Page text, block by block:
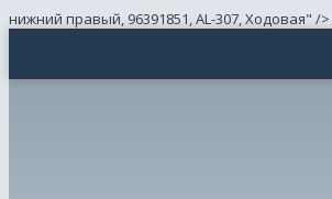
нижний правый, 96391851, AL-307, Ходовая" />